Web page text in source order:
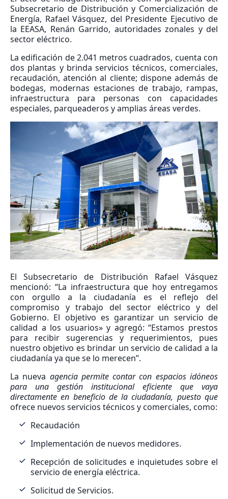
Subsecretario de Distribución y Comercialización de
Energía, Rafael Vásquez, del Presidente Ejecutivo de
la EEASA, Renán Garrido, autoridades zonales y del
sector eléctrico.
La edificación de 2.041 metros cuadrados, cuenta con
dos plantas y brinda servicios técnicos, comerciales,
recaudación, atención al cliente; dispone además de
bodegas, modernas estaciones de trabajo, rampas,
infraestructura para personas con capacidades
especiales, parqueaderos y amplias áreas verdes.
El Subsecretario de Distribución Rafael Vásquez
mencionó: “La infraestructura que hoy entregamos
con orgullo a la ciudadanía es el reflejo del
compromiso y trabajo del sector eléctrico y del
Gobierno. El objetivo es garantizar un servicio de
calidad a los usuarios» y agregó: “Estamos prestos
para recibir sugerencias y requerimientos, pues
nuestro objetivo es brindar un servicio de calidad a la
ciudadanía ya que se lo merecen”.
La nueva agencia permite contar con espacios idóneos
para una gestión institucional eficiente que vaya
directamente en beneficio de la ciudadanía, puesto que
ofrece nuevos servicios técnicos y comerciales, como:
Recaudación
Implementación de nuevos medidores.
Recepción de solicitudes e inquietudes sobre el
servicio de energía eléctrica.
Solicitud de Servicios.